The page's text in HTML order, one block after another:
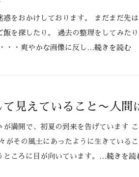
惑をおかけしております。 まだまだ先
飯を探したり。 過去の整理をしてみた
・・爽やかな画像に反し
…続きを読む
見えていること〜人間
が満開で、初夏の到来を告げています
がその風土にあったように生きている
ころに目が向いています。
…続きを読